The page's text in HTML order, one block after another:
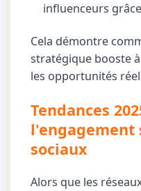
influenceurs
Cela démontre
stratégique booste
les opportunités
Tendances
l'engagement
sociaux
Alors que les